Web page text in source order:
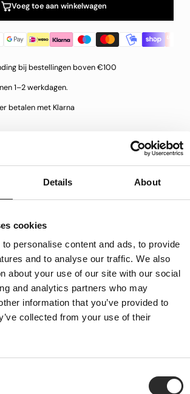
Details About
cookies
personalise content and ads, to provide
and to analyse our traffic. We also
about your use of our site with our social
and analytics partners who may
information that you’ve provided to
collected from your use of their
Voeg toe aan winkelwagen
bij bestellingen boven €100
1–2 werkdagen.
betalen met Klarna
Business Chino's
Everyday